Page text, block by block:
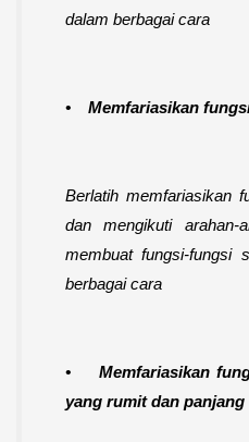
dalam berbagai cara
• Memfariasikan
Berlatih memfariasikan
dan mengikuti arahan-
membuat fungsi-fungsi
berbagai cara
• Memfariasikan
yang rumit dan panjang